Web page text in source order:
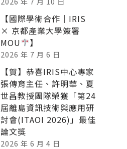
【國際學術合作｜IRIS
× 京都產業大學簽署
MOU
】
2026 年 7 月 6 日
【賀】恭喜IRIS中心專家
張傳育主任、許明華、夏
世昌教授團隊榮獲「第24
屆離島資訊技術與應用研
討會(ITAOI 2026)」最佳
論文獎
2026 年 6 月 4 日